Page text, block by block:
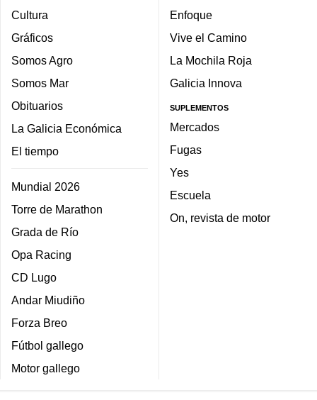
Cultura
Gráficos
Somos Agro
Somos Mar
Obituarios
La Galicia Económica
El tiempo
Mundial 2026
Torre de Marathon
Grada de Río
Opa Racing
CD Lugo
Andar Miudiño
Forza Breo
Fútbol gallego
Motor gallego
Enfoque
Vive el Camino
La Mochila Roja
Galicia Innova
SUPLEMENTOS
Mercados
Fugas
Yes
Escuela
On, revista de motor